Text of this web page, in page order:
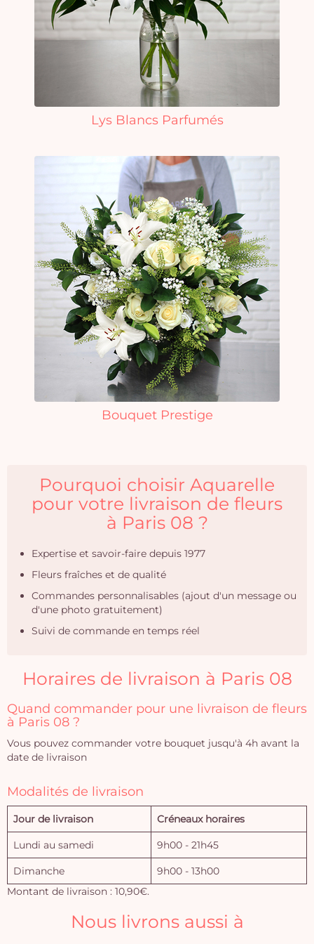
Lys Blancs Parfumés
Bouquet Prestige
Pourquoi choisir Aquarelle
pour votre livraison de fleurs
à Paris 08 ?
Expertise et savoir-faire depuis 1977
Fleurs fraîches et de qualité
Commandes personnalisables (ajout d'un message ou
d'une photo gratuitement)
Suivi de commande en temps réel
Horaires de livraison à Paris 08
Quand commander pour une livraison de fleurs
à Paris 08 ?
Vous pouvez commander votre bouquet jusqu'à 4h avant la
date de livraison
Modalités de livraison
Jour de livraison Créneaux horaires
Lundi au samedi 9h00 - 21h45
Dimanche
9h00 - 13h00
Montant de livraison : 10,90€.
Nous livrons aussi à